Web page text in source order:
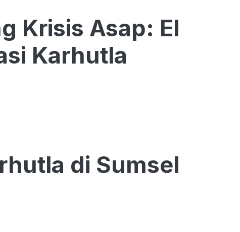
Krisis Asap: El
Karhutla
di Sumsel